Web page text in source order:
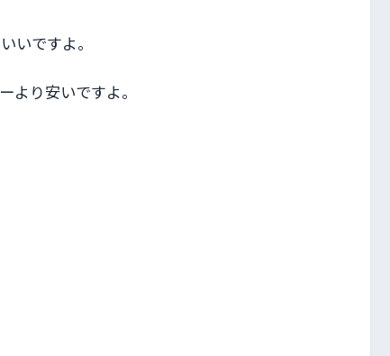
いですよ。
より安いですよ。